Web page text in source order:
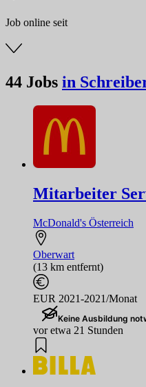
Job online seit
44 Jobs in
Mitarbeiter
McDonald's Österreich
Oberwart
(13 km entfernt)
EUR 2021-2021/Monat
Keine Ausbildung
vor etwa 21 Stunden